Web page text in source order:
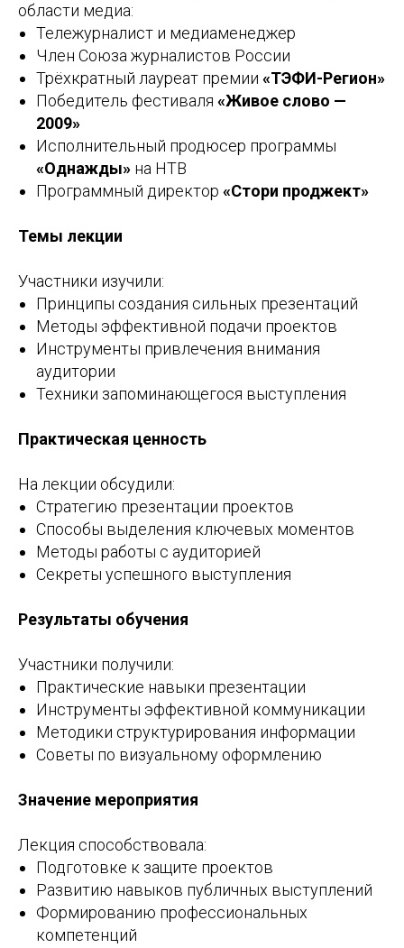
области медиа:
Тележурналист и медиаменеджер
Член Союза журналистов России
Трёхкратный лауреат премии «ТЭФИ-Регион»
Победитель фестиваля «Живое слово —
2009»
Исполнительный продюсер программы
«Однажды» на НТВ
Программный директор «Стори проджект»
Темы лекции
Участники изучили:
Принципы создания сильных презентаций
Методы эффективной подачи проектов
Инструменты привлечения внимания
аудитории
Техники запоминающегося выступления
Практическая ценность
На лекции обсудили:
Стратегию презентации проектов
Способы выделения ключевых моментов
Методы работы с аудиторией
Секреты успешного выступления
Результаты обучения
Участники получили:
Практические навыки презентации
Инструменты эффективной коммуникации
Методики структурирования информации
Советы по визуальному оформлению
Значение мероприятия
Лекция способствовала:
Подготовке к защите проектов
Развитию навыков публичных выступлений
Формированию профессиональных
компетенций